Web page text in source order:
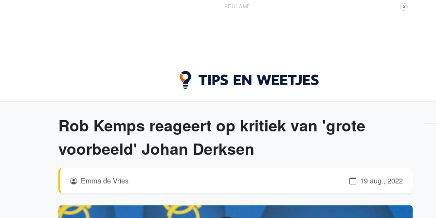
RECLAME X
Rob Kemps reageert op kritiek van 'grote
voorbeeld' Johan Derksen
Emma de Vries 19 aug., 2022